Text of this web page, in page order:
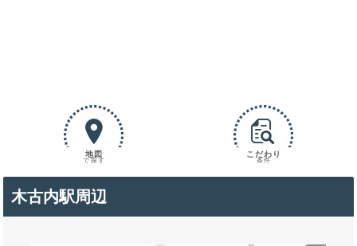
地図
で探す
こだわり
条件
木古内駅周辺